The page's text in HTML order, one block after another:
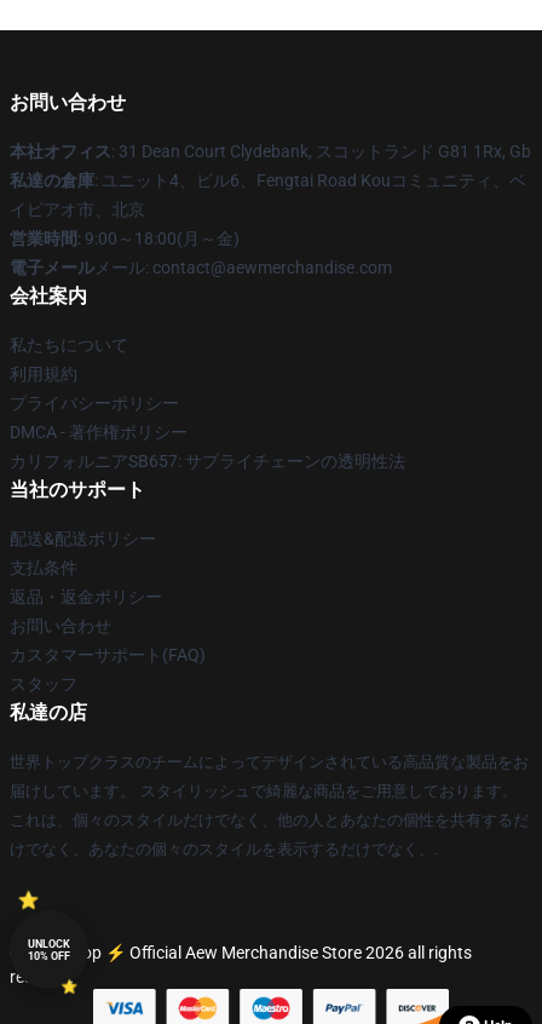
お問い合わせ
本社オフィス: 31 Dean Court Clydebank, スコットランド G81 1Rx, Gb
私達の倉庫: ユニット4、ビル6、Fengtai Road Kouコミュニティ、ベ
イピアオ市、北京
営業時間: 9:00～18:00(月～金)
電子メール メール: contact@aewmerchandise.com
会社案内
私たちについて
利用規約
プライバシーポリシー
DMCA - 著作権ポリシー
カリフォルニアSB657: サプライチェーンの透明性法
当社のサポート
配送&配送ポリシー
支払条件
返品・返金ポリシー
お問い合わせ
カスタマーサポート(FAQ)
スタッフ
私達の店
世界トップクラスのチームによってデザインされている高品質な製品をお
届けしています。 スタイリッシュで綺麗な商品をご用意しております。
これは、個々のスタイルだけでなく、他の人とあなたの個性を共有するだ
けでなく、あなたの個々のスタイルを表示するだけでなく、.
© Aew Shop ⚡️ Official Aew Merchandise Store 2026 all rights
reserved
UNLOCK
10% OFF